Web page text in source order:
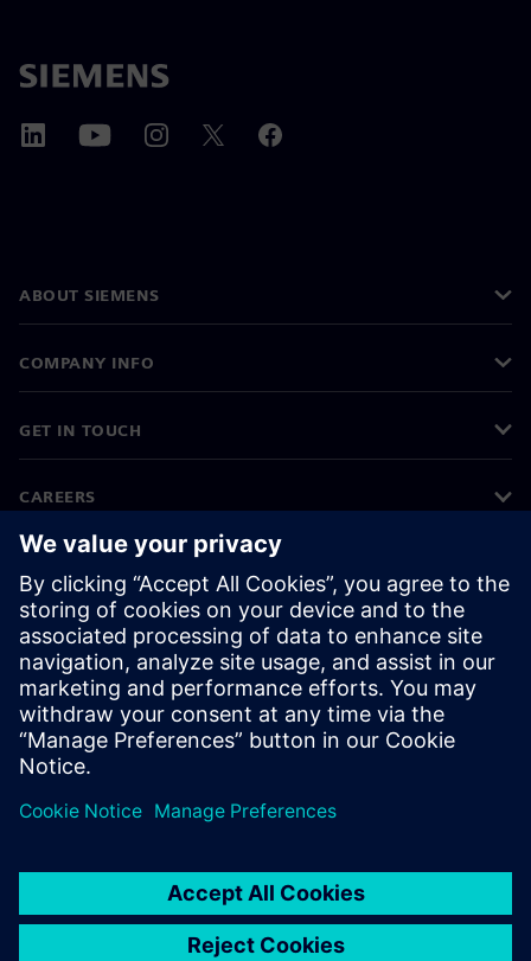
ABOUT SIEMENS
COMPANY INFO
GET IN TOUCH
CAREERS
©Siemens 2026
Corporate information
Privacy notice
Cookie notice
Terms of use
Digital ID